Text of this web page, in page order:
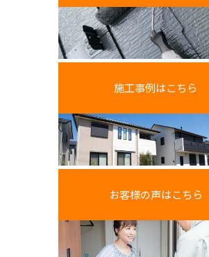
施工事例はこちら
お客様の声はこちら